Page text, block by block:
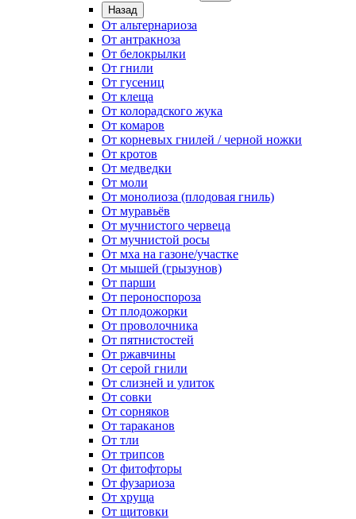
Назад
От альтернариоза
От антракноза
От белокрылки
От гнили
От гусениц
От клеща
От колорадского жука
От комаров
От корневых гнилей / черной ножки
От кротов
От медведки
От моли
От монолиоза (плодовая гниль)
От муравьёв
От мучнистого червеца
От мучнистой росы
От мха на газоне/участке
От мышей (грызунов)
От парши
От пероноспороза
От плодожорки
От проволочника
От пятнистостей
От ржавчины
От серой гнили
От слизней и улиток
От совки
От сорняков
От тараканов
От тли
От трипсов
От фитофторы
От фузариоза
От хруща
От щитовки